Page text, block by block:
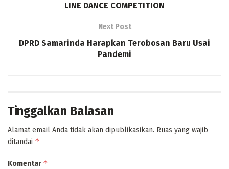
LINE DANCE COMPETITION
Next Post
DPRD Samarinda Harapkan Terobosan Baru Usai
Pandemi
Tinggalkan Balasan
Alamat email Anda tidak akan dipublikasikan. Ruas yang wajib
ditandai *
Komentar *